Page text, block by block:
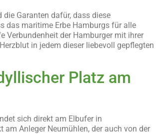
Garanten dafür, dass diese
das maritime Erbe Hamburgs für alle
Verbundenheit der Hamburger mit ihrer
in jedem dieser liebevoll gepflegten
Platz am
sich direkt am Elbufer in
Anleger Neumühlen, der auch von der